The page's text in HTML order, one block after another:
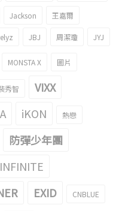
Jackson 王嘉爾
JBJ 周潔瓊 JYJ
MONSTA X 圖片
秀智 VIXX
iKON 熱戀
防彈少年團
INFINITE
EXID CNBLUE